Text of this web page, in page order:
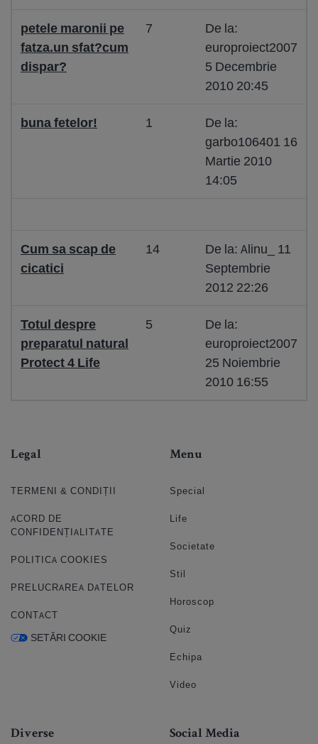
petele maronii pe
fatza.un sfat?cum
dispar?
7
De la:
europroiect2007
5 Decembrie
2010 20:45
buna fetelor! 1
De la:
garbo106401 16
Martie 2010
14:05
Cum sa scap de
cicatici
14
De la: Alinu_ 11
Septembrie
2012 22:26
Totul despre
preparatul natural
Protect 4 Life
5
De la:
europroiect2007
25 Noiembrie
2010 16:55
Legal
TERMENI & CONDIȚII
ACORD DE
CONFIDENȚIALITATE
POLITICA COOKIES
PRELUCRAREA DATELOR
CONTACT
SETĂRI COOKIE
Menu
Special
Life
Societate
Stil
Horoscop
Quiz
Echipa
Video
Diverse Social Media